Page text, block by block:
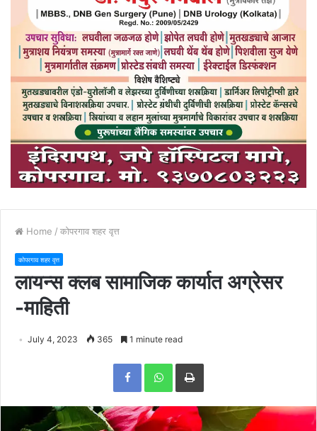
Home / कोपरगाव शहर वृत्त
कोपरगाव शहर वृत्त
लायन्स क्लब सामाजिक कार्यात अग्रेसर
-माहिती
July 4, 2023 365 1 minute read
Print